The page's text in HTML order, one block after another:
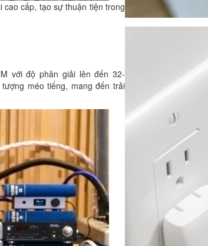
cao cấp, tạo sự thuận tiện trong
với độ phân giải lên đến 32-
méo tiếng, mang đến trải